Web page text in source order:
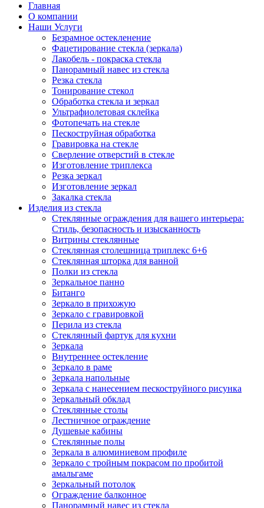
Главная
О компании
Наши Услуги
Безрамное остекленение
Фацетирование стекла (зеркала)
Лакобель - покраска стекла
Панорамный навес из стекла
Резка стекла
Тонирование стекол
Обработка стекла и зеркал
Ультрафиолетовая склейка
Фотопечать на стекле
Пескоструйная обработка
Гравировка на стекле
Cверление отверстий в стекле
Изготовление триплекса
Резка зеркал
Изготовление зеркал
Закалка стекла
Изделия из стекла
Стеклянные ограждения для вашего интерьера:
Стиль, безопасность и изысканность
Витрины стеклянные
Стеклянная столешница триплекс 6+6
Стеклянная шторка для ванной
Полки из стекла
Зеркальное панно
Битанго
Зеркало в прихожую
Зеркало с гравировкой
Перила из стекла
Стеклянный фартук для кухни
Зеркала
Внутреннее остекление
Зеркало в раме
Зеркала напольные
Зеркала с нанесением пескоструйного рисунка
Зеркальный обклад
Стеклянные столы
Лестничное ограждение
Душевые кабины
Стеклянные полы
Зеркала в алюминиевом профиле
Зеркало с тройным покрасом по пробитой
амальгаме
Зеркальный потолок
Ограждение балконное
Панорамный навес из стекла